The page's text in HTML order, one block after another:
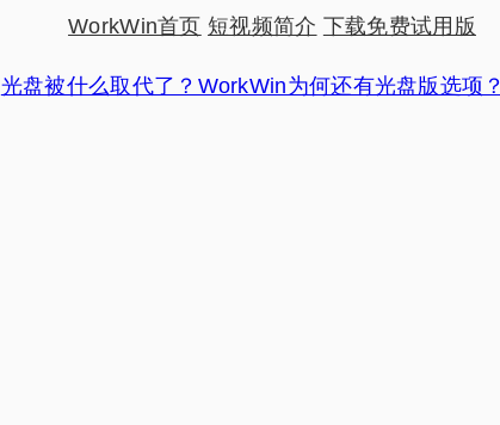
WorkWin首页 短视频简介 下载免费试用版
光盘被什么取代了？WorkWin为何还有光盘版选项？